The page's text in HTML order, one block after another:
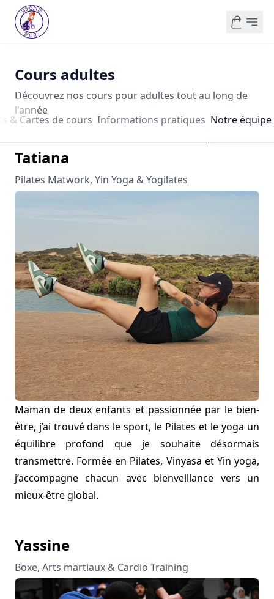
Cours adultes
Découvrez nos cours pour adultes tout au long de
l'année
& Cartes de cours Informations pratiques Notre équipe
Tatiana
Pilates Matwork, Yin Yoga & Yogilates
Maman de deux enfants et passionnée par le bien-
être, j’ai trouvé dans le sport, le Pilates et le yoga un
équilibre profond que je souhaite désormais
transmettre. Formée en Pilates, Vinyasa et Yin yoga,
j’accompagne chacun avec bienveillance vers un
mieux-être global.
Yassine
Boxe, Arts martiaux & Cardio Training